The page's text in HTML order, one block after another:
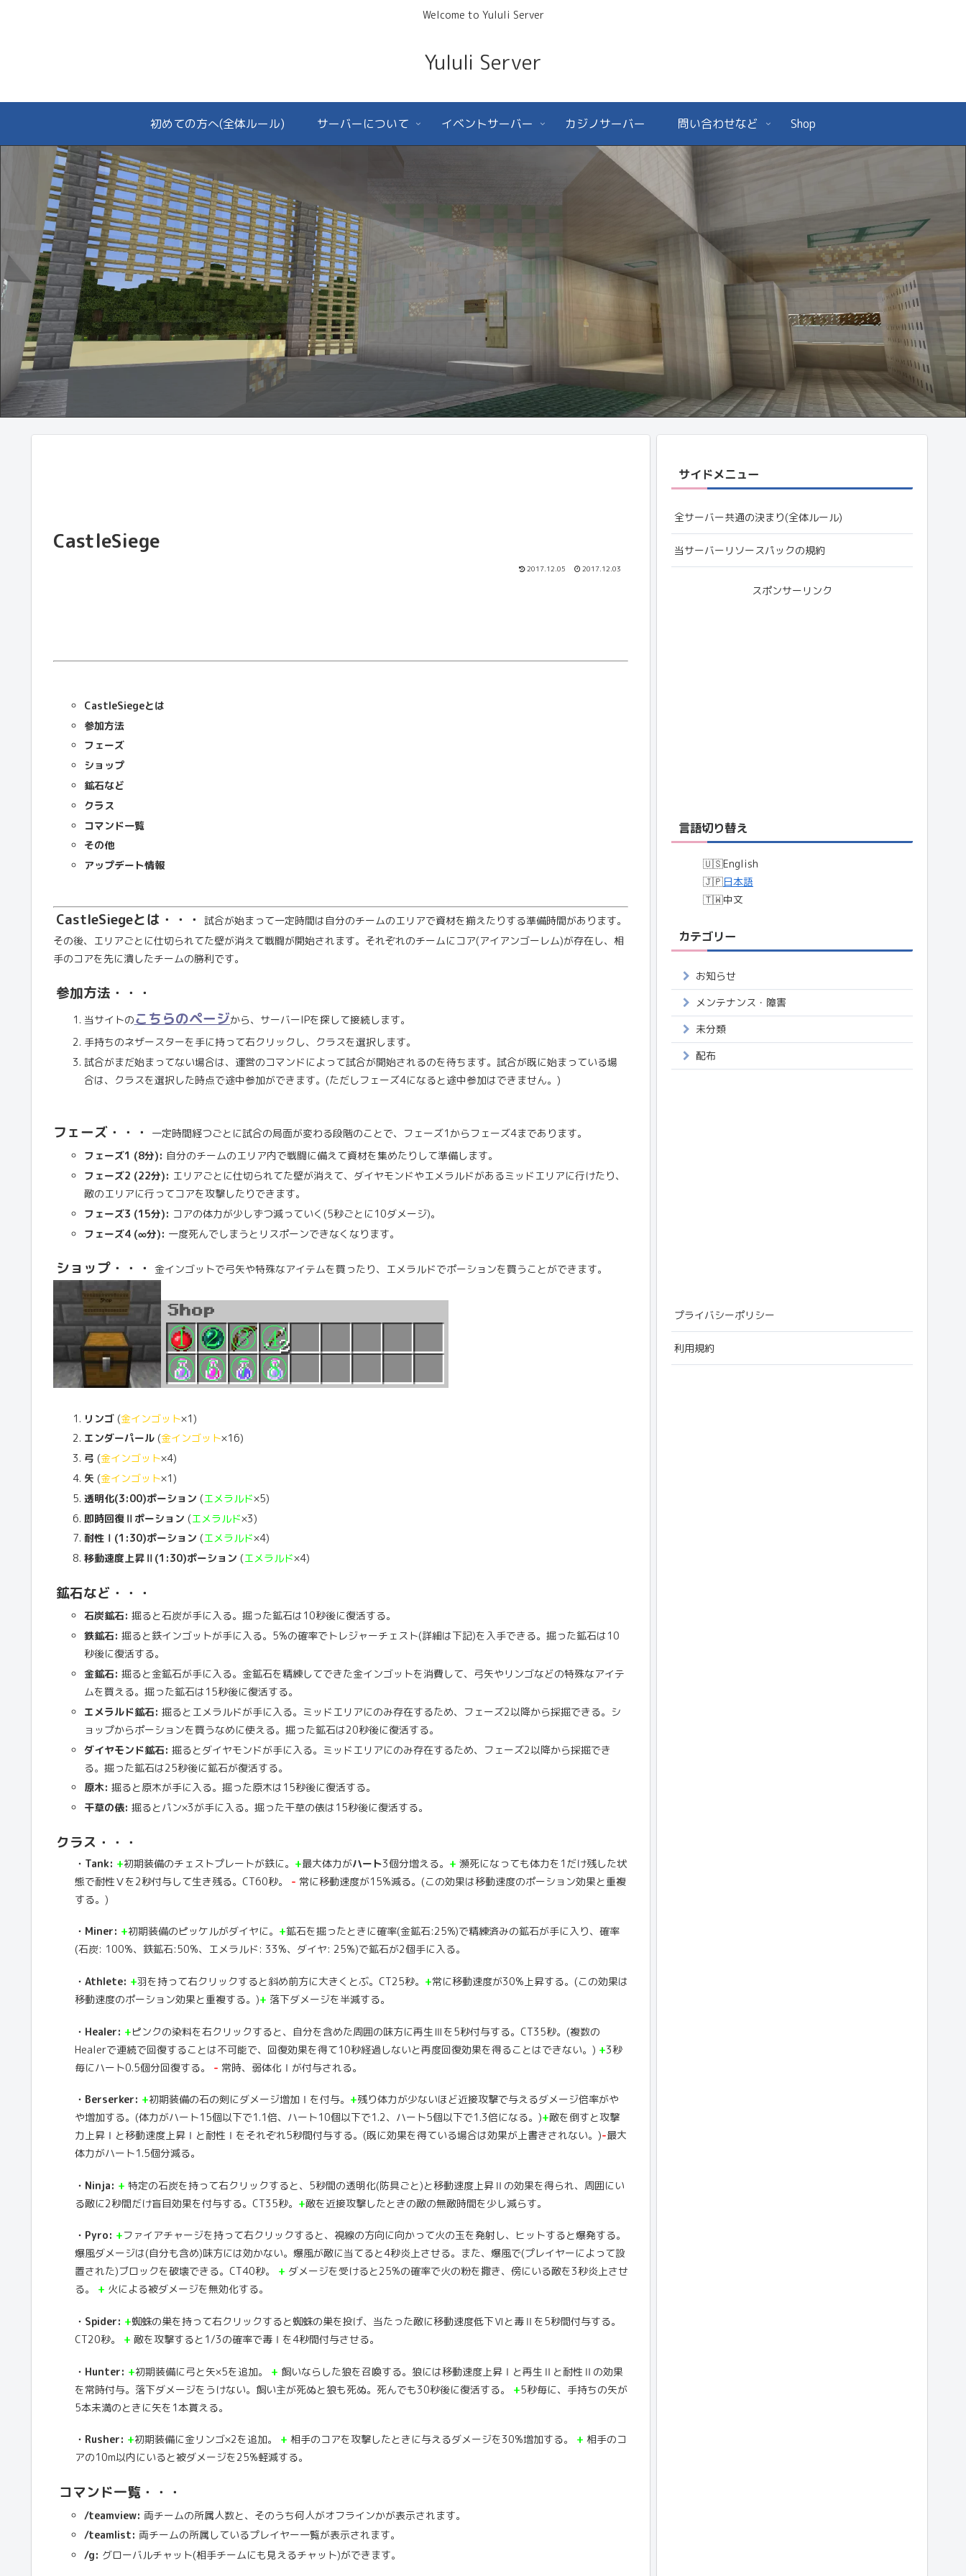
Welcome to Yululi Server
Yululi Server
初めての方へ(全体ルール) サーバーについて イベントサーバー カジノサーバー 問い合わせなど Shop
CastleSiege
2017.12.05 2017.12.03
CastleSiegeとは
参加方法
フェーズ
ショップ
鉱石など
クラス
コマンド一覧
その他
アップデート情報
CastleSiegeとは・・・
試合が始まって一定時間は自分のチームのエリアで資材を揃えたりする準備時間があります。
その後、エリアごとに仕切られてた壁が消えて戦闘が開始されます。それぞれのチームにコア(アイアンゴーレム)が存在し、相
手のコアを先に潰したチームの勝利です。
参加方法・・・
当サイトのこちらのページから、サーバーIPを探して接続します。
手持ちのネザースターを手に持って右クリックし、クラスを選択します。
試合がまだ始まってない場合は、運営のコマンドによって試合が開始されるのを待ちます。試合が既に始まっている場
合は、クラスを選択した時点で途中参加ができます。(ただしフェーズ4になると途中参加はできません。)
フェーズ・・・
一定時間経つごとに試合の局面が変わる段階のことで、フェーズ1からフェーズ4まであります。
フェーズ1 (8分): 自分のチームのエリア内で戦闘に備えて資材を集めたりして準備します。
フェーズ2 (22分): エリアごとに仕切られてた壁が消えて、ダイヤモンドやエメラルドがあるミッドエリアに行けたり、
敵のエリアに行ってコアを攻撃したりできます。
フェーズ3 (15分): コアの体力が少しずつ減っていく(5秒ごとに10ダメージ)。
フェーズ4 (∞分): 一度死んでしまうとリスポーンできなくなります。
ショップ・・・ 金インゴットで弓矢や特殊なアイテムを買ったり、エメラルドでポーションを買うことができます。
リンゴ (金インゴット×1)
エンダーパール (金インゴット×16)
弓 (金インゴット×4)
矢 (金インゴット×1)
透明化(3:00)ポーション (エメラルド×5)
即時回復Ⅱポーション (エメラルド×3)
耐性Ⅰ(1:30)ポーション (エメラルド×4)
移動速度上昇Ⅱ(1:30)ポーション (エメラルド×4)
鉱石など・・・
石炭鉱石: 掘ると石炭が手に入る。掘った鉱石は10秒後に復活する。
鉄鉱石: 掘ると鉄インゴットが手に入る。5%の確率でトレジャーチェスト(詳細は下記)を入手できる。掘った鉱石は10
秒後に復活する。
金鉱石: 掘ると金鉱石が手に入る。金鉱石を精練してできた金インゴットを消費して、弓矢やリンゴなどの特殊なアイテ
ムを買える。掘った鉱石は15秒後に復活する。
エメラルド鉱石: 掘るとエメラルドが手に入る。ミッドエリアにのみ存在するため、フェーズ2以降から採掘できる。シ
ョップからポーションを買うなめに使える。掘った鉱石は20秒後に復活する。
ダイヤモンド鉱石: 掘るとダイヤモンドが手に入る。ミッドエリアにのみ存在するため、フェーズ2以降から採掘でき
る。掘った鉱石は25秒後に鉱石が復活する。
原木: 掘ると原木が手に入る。掘った原木は15秒後に復活する。
干草の俵: 掘るとパン×3が手に入る。掘った干草の俵は15秒後に復活する。
クラス・・・
・Tank: +初期装備のチェストプレートが鉄に。 +最大体力がハート3個分増える。 + 瀕死になっても体力を1だけ残した状
態で耐性Ⅴを2秒付与して生き残る。CT60秒。 - 常に移動速度が15%減る。(この効果は移動速度のポーション効果と重複
する。)
・Miner: +初期装備のピッケルがダイヤに。 +鉱石を掘ったときに確率(金鉱石:25%)で精練済みの鉱石が手に入り、確率
(石炭: 100%、鉄鉱石:50%、エメラルド: 33%、ダイヤ: 25%)で鉱石が2個手に入る。
・Athlete: +羽を持って右クリックすると斜め前方に大きくとぶ。CT25秒。 +常に移動速度が30%上昇する。(この効果は
移動速度のポーション効果と重複する。)+ 落下ダメージを半減する。
・Healer: +ピンクの染料を右クリックすると、自分を含めた周囲の味方に再生Ⅲを5秒付与する。CT35秒。(複数の
Healerで連続で回復することは不可能で、回復効果を得て10秒経過しないと再度回復効果を得ることはできない。) +3秒
毎にハート0.5個分回復する。 - 常時、弱体化Ⅰが付与される。
・Berserker: +初期装備の石の剣にダメージ増加Ⅰを付与。 +残り体力が少ないほど近接攻撃で与えるダメージ倍率がや
や増加する。(体力がハート15個以下で1.1倍、ハート10個以下で1.2、ハート5個以下で1.3倍になる。)+敵を倒すと攻撃
力上昇Ⅰと移動速度上昇Ⅰと耐性Ⅰをそれぞれ5秒間付与する。(既に効果を得ている場合は効果が上書きされない。)-最大
体力がハート1.5個分減る。
・Ninja: + 特定の石炭を持って右クリックすると、5秒間の透明化(防具ごと)と移動速度上昇Ⅱの効果を得られ、周囲にい
る敵に2秒間だけ盲目効果を付与する。CT35秒。 +敵を近接攻撃したときの敵の無敵時間を少し減らす。
・Pyro: +ファイアチャージを持って右クリックすると、視線の方向に向かって火の玉を発射し、ヒットすると爆発する。
爆風ダメージは(自分も含め)味方には効かない。爆風が敵に当てると4秒炎上させる。また、爆風で(プレイヤーによって設
置された)ブロックを破壊できる。CT40秒。 + ダメージを受けると25%の確率で火の粉を撒き、傍にいる敵を3秒炎上させ
る。 + 火による被ダメージを無効化する。
・Spider: +蜘蛛の巣を持って右クリックすると蜘蛛の巣を投げ、当たった敵に移動速度低下Ⅵと毒Ⅱを5秒間付与する。
CT20秒。 + 敵を攻撃すると1/3の確率で毒Ⅰを4秒間付与させる。
・Hunter: +初期装備に弓と矢×5を追加。 + 飼いならした狼を召喚する。狼には移動速度上昇Ⅰと再生Ⅱと耐性Ⅱの効果
を常時付与。落下ダメージをうけない。飼い主が死ぬと狼も死ぬ。死んでも30秒後に復活する。 +5秒毎に、手持ちの矢が
5本未満のときに矢を1本貰える。
・Rusher: +初期装備に金リンゴ×2を追加。 + 相手のコアを攻撃したときに与えるダメージを30%増加する。 + 相手のコ
アの10m以内にいると被ダメージを25%軽減する。
コマンド一覧・・・
/teamview: 両チームの所属人数と、そのうち何人がオフラインかが表示されます。
/teamlist: 両チームの所属しているプレイヤー一覧が表示されます。
/g: グローバルチャット(相手チームにも見えるチャット)ができます。
サイドメニュー
全サーバー共通の決まり(全体ルール)
当サーバーリソースパックの規約
スポンサーリンク
言語切り替え
English
日本語
中文
カテゴリー
お知らせ
メンテナンス・障害
未分類
配布
プライバシーポリシー
利用規約